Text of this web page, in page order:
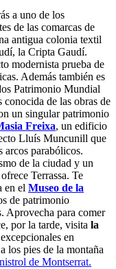
a uno de los
de las comarcas de
antigua colonia textil
la Cripta Gaudí.
modernista prueba de
Además también es
Patrimonio Mundial
de las obras de
un singular patrimonio
Freixa, un edificio
Lluís Muncunill que
arcos parabólicos.
de la ciudad y un
Terrassa. Te
en el Museo de la
de patrimonio
Aprovecha para comer
por la tarde, visita la
en
los pies de la montaña
de Montserrat.